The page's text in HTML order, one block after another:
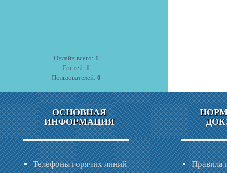
Онлайн всего: 1
Гостей: 1
Пользователей: 0
ОСНОВНАЯ
ИНФОРМАЦИЯ
Телефоны горячих линий
Правила